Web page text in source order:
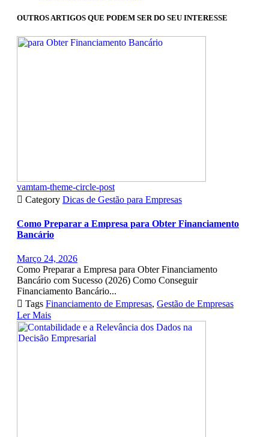
OUTROS ARTIGOS QUE PODEM SER DO SEU INTERESSE
vamtam-theme-circle-post
 Category Dicas de Gestão para Empresas
Como Preparar a Empresa para Obter Financiamento
Bancário
Março 24, 2026
Como Preparar a Empresa para Obter Financiamento
Bancário com Sucesso (2026) Como Conseguir
Financiamento Bancário...
 Tags Financiamento de Empresas, Gestão de Empresas
Ler Mais